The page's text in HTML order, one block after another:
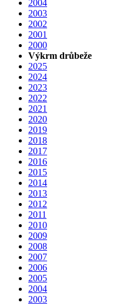
2004
2003
2002
2001
2000
Výkrm drůbeže
2025
2024
2023
2022
2021
2020
2019
2018
2017
2016
2015
2014
2013
2012
2011
2010
2009
2008
2007
2006
2005
2004
2003